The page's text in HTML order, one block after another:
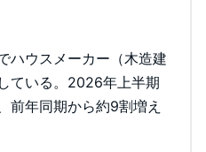
ハウスメーカー（木造建
ている。2026年上半期
前年同期から約9割増え